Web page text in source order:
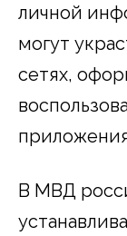
личной
могут
сетях,
В МВД